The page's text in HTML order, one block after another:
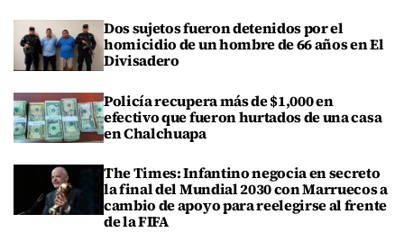
Dos sujetos fueron detenidos por el
homicidio de un hombre de 66 años en El
Divisadero
Policía recupera más de $1,000 en
efectivo que fueron hurtados de una casa
en Chalchuapa
The Times: Infantino negocia en secreto
la final del Mundial 2030 con Marruecos a
cambio de apoyo para reelegirse al frente
de la FIFA